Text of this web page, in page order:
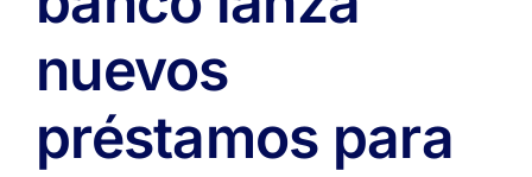
nuevos
préstamos para